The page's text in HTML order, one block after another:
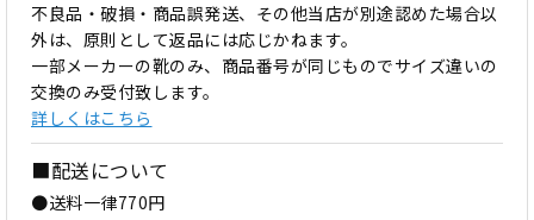
不良品・破損・商品誤発送、その他当店が別途認めた場合以
外は、原則として返品には応じかねます。
一部メーカーの靴のみ、商品番号が同じものでサイズ違いの
交換のみ受付致します。
詳しくはこちら
■配送について
●送料一律770円